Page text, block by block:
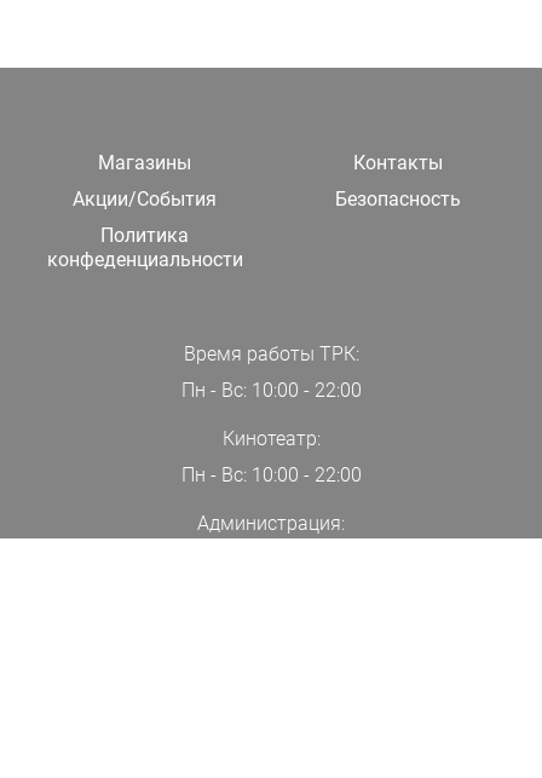
Магазины
Контакты
Акции/События
Безопасность
Политика
конфеденциальности
Время работы ТРК:
Пн - Вс: 10:00 - 22:00
Кинотеатр:
Пн - Вс: 10:00 - 22:00
Администрация: